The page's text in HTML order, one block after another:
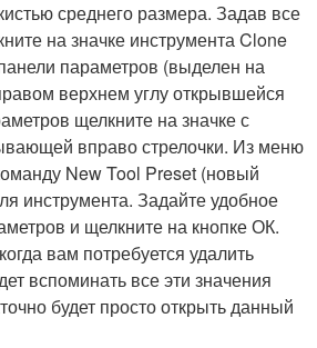
среднего размера. Задав все
на значке инструмента Clone
параметров (выделен на
верхнем углу открывшейся
щелкните на значке с
вправо стрелочки. Из меню
New Tool Preset (новый
инструмента. Задайте удобное
и щелкните на кнопке ОК.
вам потребуется удалить
вспоминать все эти значения
будет просто открыть данный